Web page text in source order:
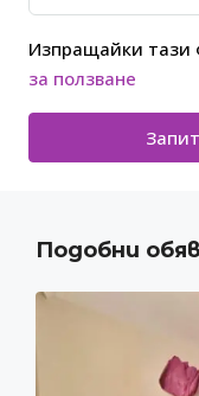
Изпращайки тази
за ползване
Подобни